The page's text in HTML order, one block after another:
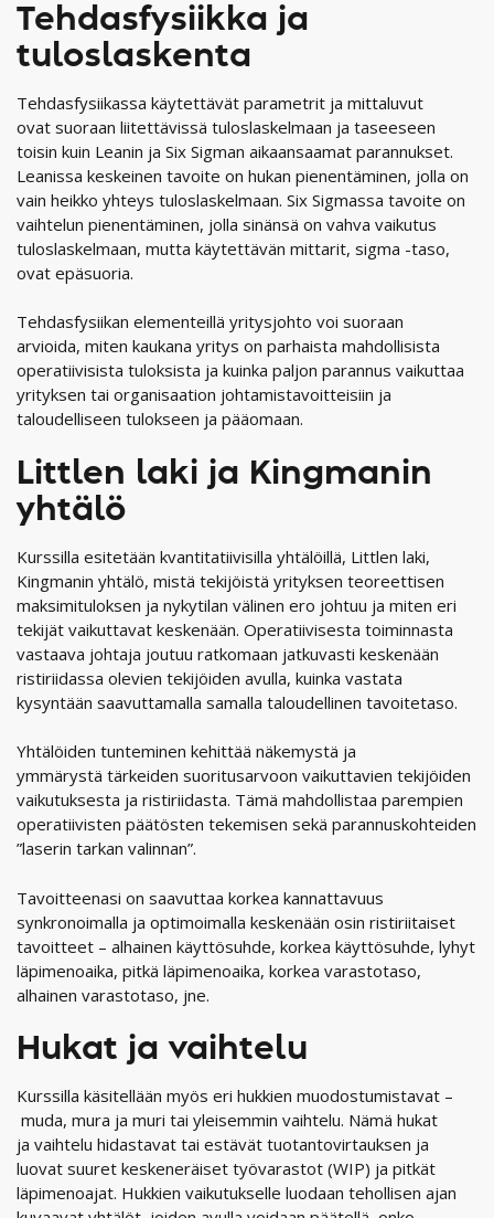
Tehdasfysiikka ja
tuloslaskenta
Tehdasfysiikassa käytettävät parametrit ja mittaluvut
ovat suoraan liitettävissä tuloslaskelmaan ja taseeseen
toisin kuin Leanin ja Six Sigman aikaansaamat parannukset.
Leanissa keskeinen tavoite on hukan pienentäminen, jolla on
vain heikko yhteys tuloslaskelmaan. Six Sigmassa tavoite on
vaihtelun pienentäminen, jolla sinänsä on vahva vaikutus
tuloslaskelmaan, mutta käytettävän mittarit, sigma -taso,
ovat epäsuoria.
Tehdasfysiikan elementeillä yritysjohto voi suoraan
arvioida, miten kaukana yritys on parhaista mahdollisista
operatiivisista tuloksista ja kuinka paljon parannus vaikuttaa
yrityksen tai organisaation johtamistavoitteisiin ja
taloudelliseen tulokseen ja pääomaan.
Littlen laki ja Kingmanin
yhtälö
Kurssilla esitetään kvantitatiivisilla yhtälöillä, Littlen laki,
Kingmanin yhtälö, mistä tekijöistä yrityksen teoreettisen
maksimituloksen ja nykytilan välinen ero johtuu ja miten eri
tekijät vaikuttavat keskenään. Operatiivisesta toiminnasta
vastaava johtaja joutuu ratkomaan jatkuvasti keskenään
ristiriidassa olevien tekijöiden avulla, kuinka vastata
kysyntään saavuttamalla samalla taloudellinen tavoitetaso.
Yhtälöiden tunteminen kehittää näkemystä ja
ymmärystä tärkeiden suoritusarvoon vaikuttavien tekijöiden
vaikutuksesta ja ristiriidasta. Tämä mahdollistaa parempien
operatiivisten päätösten tekemisen sekä parannuskohteiden
”laserin tarkan valinnan”.
Tavoitteenasi on saavuttaa korkea kannattavuus
synkronoimalla ja optimoimalla keskenään osin ristiriitaiset
tavoitteet – alhainen käyttösuhde, korkea käyttösuhde, lyhyt
läpimenoaika, pitkä läpimenoaika, korkea varastotaso,
alhainen varastotaso, jne.
Hukat ja vaihtelu
Kurssilla käsitellään myös eri hukkien muodostumistavat –
muda, mura ja muri tai yleisemmin vaihtelu. Nämä hukat
ja vaihtelu hidastavat tai estävät tuotantovirtauksen ja
luovat suuret keskeneräiset työvarastot (WIP) ja pitkät
läpimenoajat. Hukkien vaikutukselle luodaan tehollisen ajan